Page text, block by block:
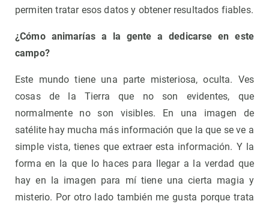
permiten tratar esos datos y obtener resultados fiables.
¿Cómo animarías a la gente a dedicarse en este
campo?
Este mundo tiene una parte misteriosa, oculta. Ves
cosas de la Tierra que no son evidentes, que
normalmente no son visibles. En una imagen de
satélite hay mucha más información que la que se ve a
simple vista, tienes que extraer esta información. Y la
forma en la que lo haces para llegar a la verdad que
hay en la imagen para mí tiene una cierta magia y
misterio. Por otro lado también me gusta porque trata